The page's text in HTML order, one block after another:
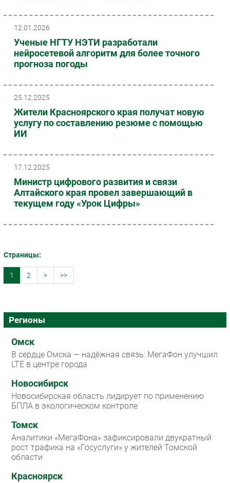
12.01.2026
Ученые НГТУ НЭТИ разработали
нейросетевой алгоритм для более точного
прогноза погоды
25.12.2025
Жители Красноярского края получат новую
услугу по составлению резюме с помощью
ИИ
17.12.2025
Министр цифрового развития и связи
Алтайского края провел завершающий в
текущем году «Урок Цифры»
Страницы:
1 2 > >>
Регионы
Омск
В сердце Омска — надёжная связь: МегаФон улучшил
LTE в центре города
Новосибирск
Новосибирская область лидирует по применению
БПЛА в экологическом контроле
Томск
Аналитики «МегаФона» зафиксировали двукратный
рост трафика на «Госуслуги» у жителей Томской
области
Красноярск